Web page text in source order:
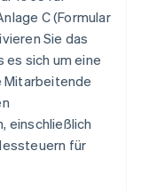
C (Formular
Sie das
es sich um eine
Mitarbeitende
einschließlich
für